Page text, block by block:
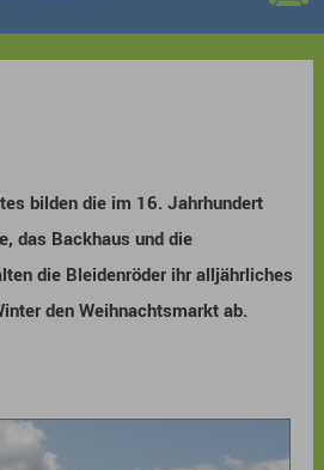
bilden die im 16. Jahrhundert
das Backhaus und die
die Bleidenröder ihr alljährliches
den Weihnachtsmarkt ab.